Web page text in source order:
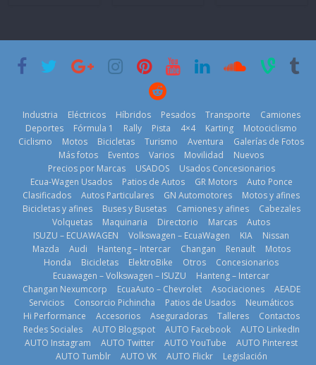
2026
4 de agosto de
BMW, Toyota,
Bosch y
prueban flota
que usa
gasolina 100%
renovable
25 de julio de
2026
2026
Kia reúne a
jugadores de
fútbol de todo
el mundo en
‘Kia OMBC
Cup’
6 de mayo de
2026
3 de agosto de
La FEDAK
recibe 12
Sinotruk
Bolden para
cubrir las rutas
de La Vuelta
31 de julio de
2026
Industria Eléctricos Híbridos Pesados Transporte
Camiones
Deportes
Fórmula 1 Rally Pista 4×4 Karting
Motociclismo
Ciclismo
Motos Bicicletas Turismo Aventura
Galerías de Fotos
Más fotos
Eventos Varios Movilidad
Nuevos
Precios por Marcas
USADOS
Usados Concesionarios
Ecua-Wagen Usados
Patios de Autos GR Motors
Auto Ponce
Clasificados
Autos Particulares GN Automotores
Motos y afines
Bicicletas y afines
Buses y Busetas Camiones y afines
Cabezales
Volquetas
Maquinaria Directorio Marcas
Autos
ISUZU – ECUAWAGEN
Volkswagen – EcuaWagen KIA
Nissan
Mazda
Audi Hanteng – Intercar Changan Renault
Motos
Honda
Bicicletas ElektroBike Otros
Concesionarios
Ecuawagen – Volkswagen – ISUZU
Hanteng – Intercar
Changan Nexumcorp
EcuaAuto – Chevrolet Asociaciones
AEADE
Servicios
Consorcio Pichincha Patios de Usados
Neumáticos
Hi Performance
Accesorios Aseguradoras Talleres
Contactos
Redes Sociales
AUTO Blogspot AUTO Facebook
AUTO LinkedIn
AUTO Instagram
AUTO Twitter AUTO YouTube
AUTO Pinterest
AUTO Tumblr
AUTO VK AUTO Flickr Legislación